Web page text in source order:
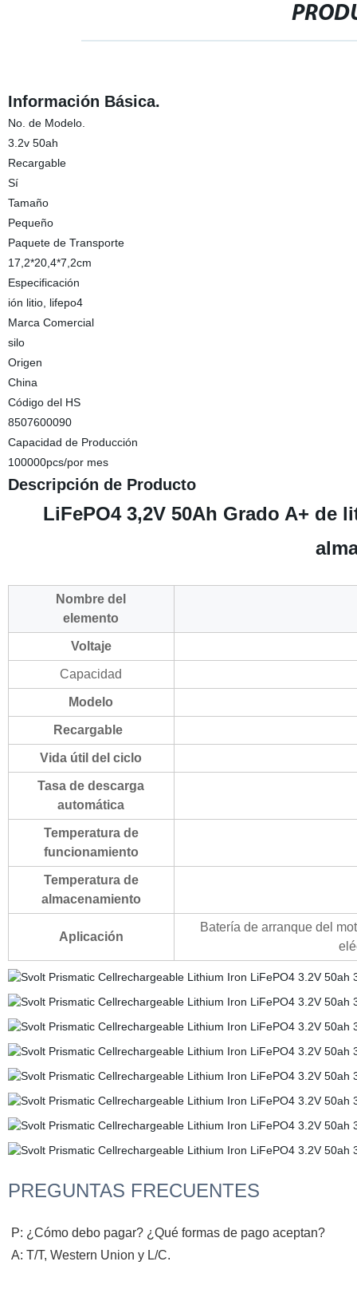
Información Básica.
No. de Modelo.
3.2v 50ah
Recargable
Sí
Tamaño
Pequeño
Paquete de Transporte
17,2*20,4*7,2cm
Especificación
ión litio, lifepo4
Marca Comercial
silo
Origen
China
Código del HS
8507600090
Capacidad de Producción
100000pcs/por mes
Descripción de Producto
LiFePO4 3,2V 50Ah Grado A+ de
Nombre del
elemento
Voltaje
Capacidad
Modelo
Recargable
Vida útil del ciclo
Tasa de descarga
automática
Temperatura de
funcionamiento
Temperatura de
almacenamiento
Aplicación
Batería de arranque del
PREGUNTAS FRECUENTES
P: ¿Cómo debo pagar? ¿Qué formas de pago aceptan?
A: T/T, Western Union y L/C.